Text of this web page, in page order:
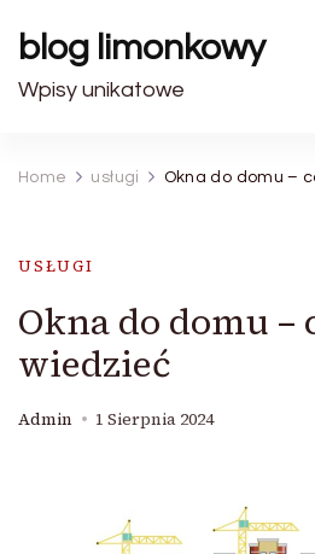
blog limonkowy
Wpisy unikatowe
Home usługi Okna do domu –
USŁUGI
Okna do domu –
wiedzieć
Admin 1 Sierpnia 2024